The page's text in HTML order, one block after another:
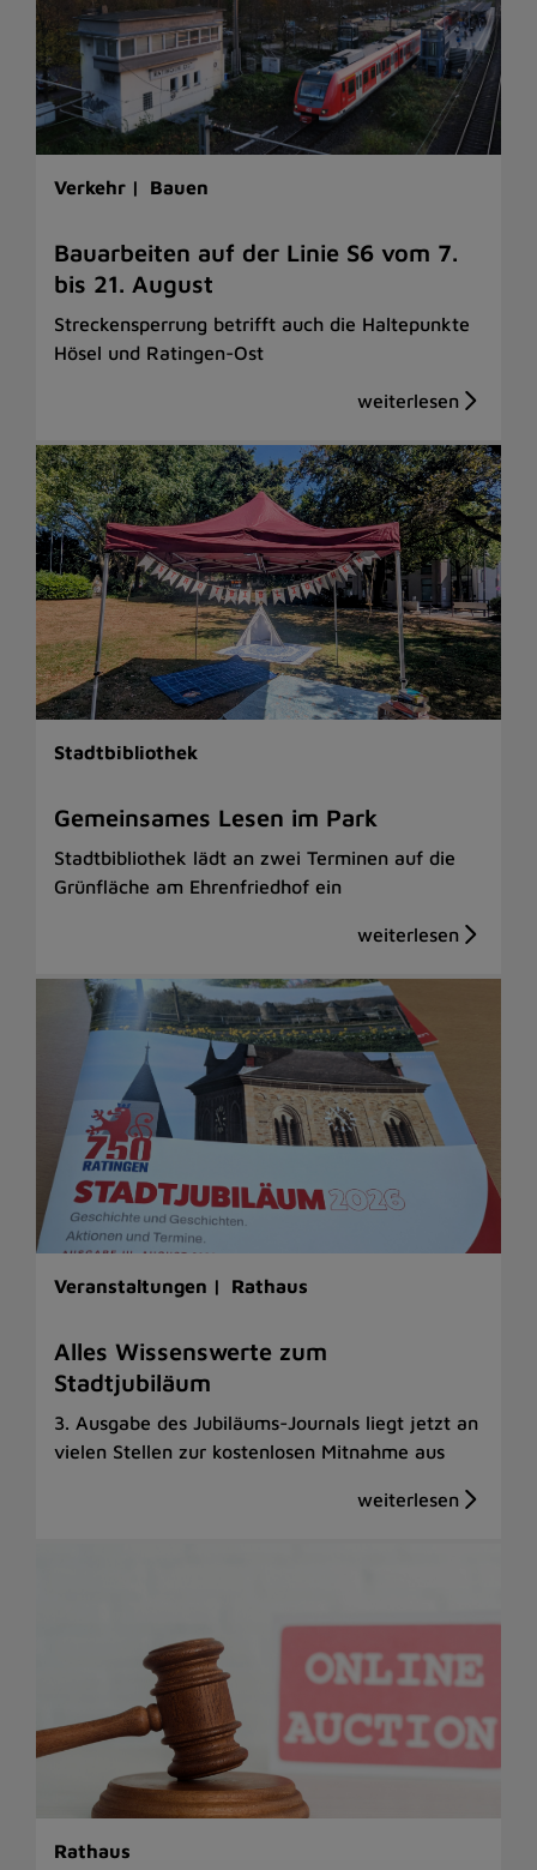
Verkehr | Bauen
Bauarbeiten auf der Linie S6 vom 7.
bis 21. August
Streckensperrung betrifft auch die Haltepunkte
Hösel und Ratingen-Ost
Stadtbibliothek
Gemeinsames Lesen im Park
Stadtbibliothek lädt an zwei Terminen auf die
Grünfläche am Ehrenfriedhof ein
Veranstaltungen | Rathaus
Alles Wissenswerte zum
Stadtjubiläum
3. Ausgabe des Jubiläums-Journals liegt jetzt an
vielen Stellen zur kostenlosen Mitnahme aus
Rathaus